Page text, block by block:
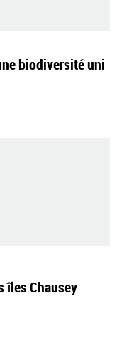
biodiversité uni
îles Chausey